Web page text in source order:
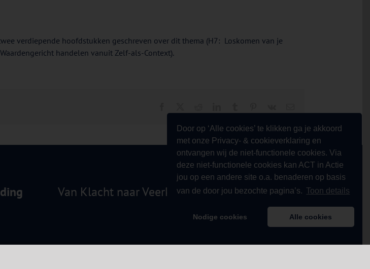
Door op ‘Alle cookies’ te klikken ga je akkoord
met onze Privacy- & cookieverklaring en
ontvangen wij de niet-functionele cookies. Via
deze niet-functionele cookies kan ACT in Actie
jou op een andere site o.a. benaderen op basis
van de door jou bezochte pagina’s. Toon details
Nodige cookies Alle cookies
verdiepende hoofdstukken geschreven over dit thema (H7: Loskomen van je
handelen vanuit Zelf-als-Context).
mail
Van Klacht naar Veerkracht!